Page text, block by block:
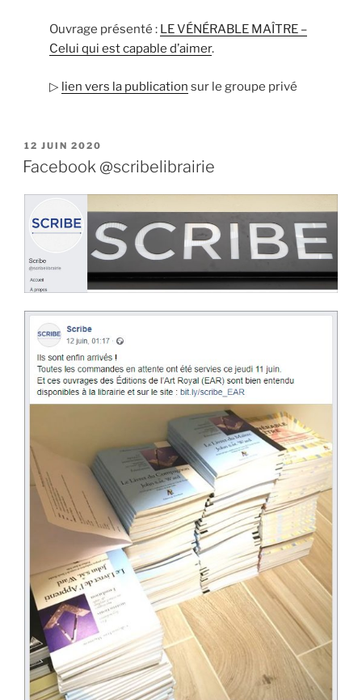
Ouvrage présenté : LE VÉNÉRABLE MAÎTRE –
Celui qui est capable d’aimer.
▷ lien vers la publication sur le groupe privé
PUBLIÉ
LE
12 JUIN 2020
Facebook @scribelibrairie